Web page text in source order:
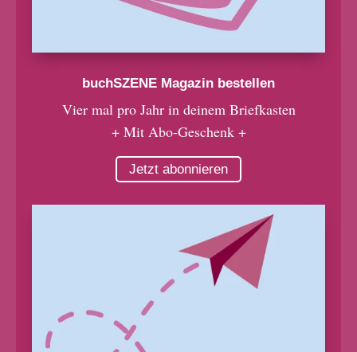
buchSZENE Magazin bestellen
Vier mal pro Jahr in deinem Briefkasten
+ Mit Abo-Geschenk +
Jetzt abonnieren